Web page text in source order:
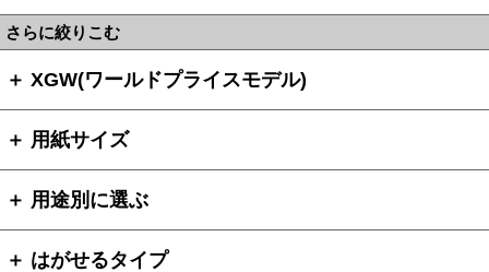
さらに絞りこむ
＋ XGW(ワールドプライスモデル)
＋ 用紙サイズ
＋ 用途別に選ぶ
＋ はがせるタイプ